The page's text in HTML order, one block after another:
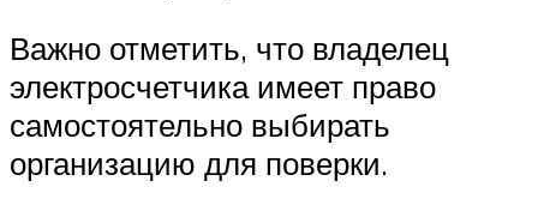
Важно отметить, что владелец
электросчетчика имеет право
самостоятельно выбирать
организацию для поверки.